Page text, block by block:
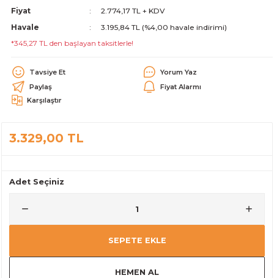
Fiyat
2.774,17 TL + KDV
Havale
3.195,84 TL (%4,00 havale indirimi)
*345,27 TL den başlayan taksitlerle!
Tavsiye Et
Yorum Yaz
Paylaş
Fiyat Alarmı
Karşılaştır
3.329,00 TL
Adet Seçiniz
SEPETE EKLE
HEMEN AL